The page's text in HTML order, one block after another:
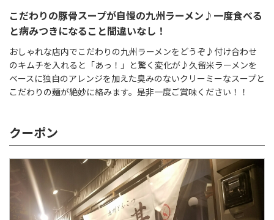
こだわりの豚骨スープが自慢の九州ラーメン♪一度食べる
と病みつきになること間違いなし！
おしゃれな店内でこだわりの九州ラーメンをどうぞ♪付け合わせ
のキムチを入れると「あっ！」と驚く変化が♪久留米ラーメンを
ベースに独自のアレンジを加えた臭みのないクリーミーなスープと
こだわりの麺が絶妙に絡みます。是非一度ご賞味ください！！
クーポン